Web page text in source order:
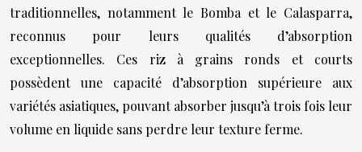
traditionnelles, notamment le Bomba et le Calasparra,
reconnus pour leurs qualités d’absorption
exceptionnelles. Ces riz à grains ronds et courts
possèdent une capacité d’absorption supérieure aux
variétés asiatiques, pouvant absorber jusqu’à trois fois leur
volume en liquide sans perdre leur texture ferme.